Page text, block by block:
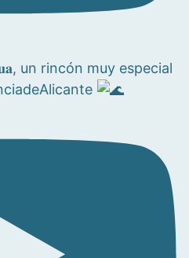
un rincón muy especial